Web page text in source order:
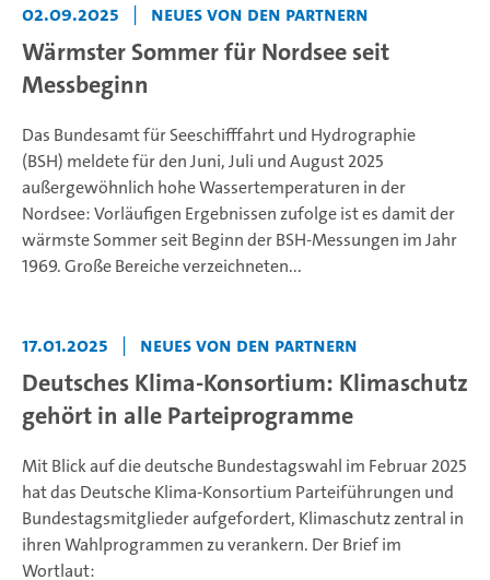
02.09.2025 | Neues von den Partnern
Wärmster Sommer für Nordsee seit
Messbeginn
Das Bundesamt für Seeschifffahrt und Hydrographie
(BSH) meldete für den Juni, Juli und August 2025
außergewöhnlich hohe Wassertemperaturen in der
Nordsee: Vorläufigen Ergebnissen zufolge ist es damit der
wärmste Sommer seit Beginn der BSH-Messungen im Jahr
1969. Große Bereiche verzeichneten...
17.01.2025 | Neues von den Partnern
Deutsches Klima-Konsortium: Klimaschutz
gehört in alle Parteiprogramme
Mit Blick auf die deutsche Bundestagswahl im Februar 2025
hat das Deutsche Klima-Konsortium Parteiführungen und
Bundestagsmitglieder aufgefordert, Klimaschutz zentral in
ihren Wahlprogrammen zu verankern. Der Brief im
Wortlaut: